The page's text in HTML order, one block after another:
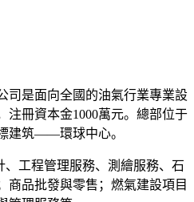
是面向全國的油氣行業專業設
注冊資本金1000萬元。總部位于
建筑——環球中心。
工程管理服務、測繪服務、石
商品批發與零售；燃氣建設項目